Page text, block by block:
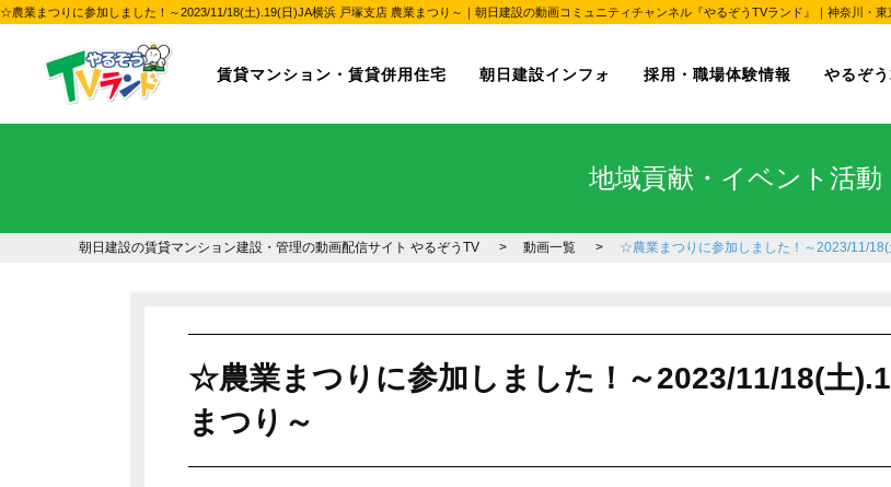
☆農業まつりに参加しました！～2023/11/18(土).19(日)JA横浜 戸塚支店 農業まつり～｜朝日建設の動画コミュニティチャンネル『やるぞうTVランド』｜神奈川・
賃貸マンション・賃貸併用住宅 朝日建設インフォ 採用・職場体験情報 やるぞ
地域貢献・イベント活動
朝日建設の賃貸マンション建設・管理の動画配信サイト やるぞうTV 動画一覧 ☆農業まつりに参加しました！～2023/11/
☆農業まつりに参加しました！～2023/11/18(土
まつり～